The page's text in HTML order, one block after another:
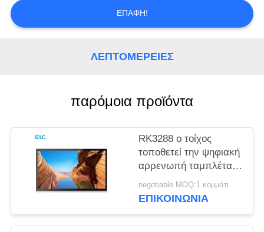
SITEMAP
ΕΠΑΦΉ!
ΛΕΠΤΟΜΈΡΕΙΕΣ
παρόμοια προϊόντα
RK3288 ο τοίχος
τοποθετεί την ψηφιακή
αρρενωπή ταμπλέτα
υποστήριξης σημείου
εισόδου συστημάτων
negotiable MOQ:1 κομμάτι
ΕΠΙΚΟΙΝΩΝΙΑ